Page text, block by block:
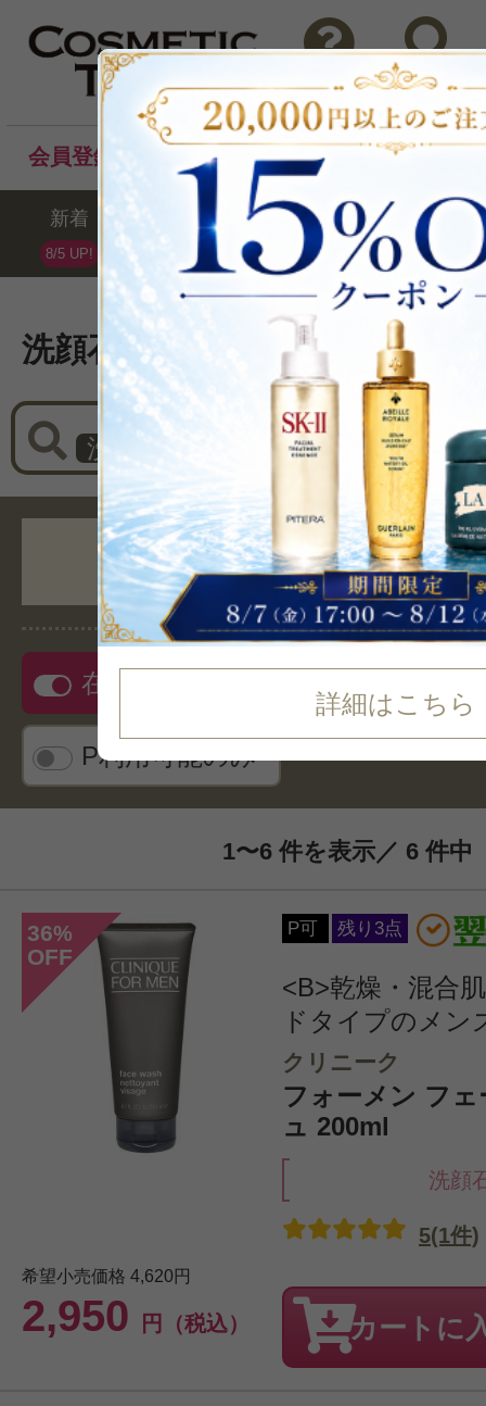
問い合わせ 検索
会員登録後のお買い物でポイントプレゼント！
新着
8/5 UP!
セール ランキング ブ
詳細はこちら
洗顔石鹸商品リスト
洗顔石鹸
人気順
在庫ありのみ
P利用可能のみ
1〜6 件を表示／ 6 件中
36%
OFF
P可 残り3点
<B>乾燥・混合
ドタイプのメン
クリニーク
フォーメン フ
ュ 200ml
洗顔
希望小売価格 4,620円
2,950 円（税込）
5(1件)
カートに